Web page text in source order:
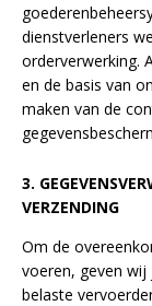
dienstverleners
orderverwerking.
en de basis van
maken van de
3.
VERZENDING
Om de
voeren, geven
belaste